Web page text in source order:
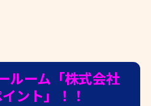
ルーム「株式会社
ント」！！